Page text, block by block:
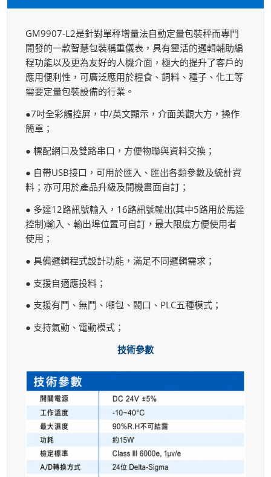
GM9907-L2是針對單秤增量法自動定量包裝秤而專門
開發的一款智慧包裝稱重儀表，具有靈活的邏輯輔助編
程功能以及更為友好的人機介面，極大的提升了客戶的
應用便利性，可廣泛應用於糧食、飼料、種子、化工等
需要定量包裝設備的行業。
●7吋全彩觸控屏，中/英文顯示，介面美觀大方，操作
簡單；
● 標配網口及雙路串口，方便物聯與資料交換；
● 自帶USB接口，可用於匯入、匯出各類參數及統計資
料；亦可用於產品升級及開機畫面自訂；
● 多達12路訊號輸入，16路訊號輸出(其中5路用於馬達
控制)輸入、輸出埠位置可自訂，最大限度方便使用者
使用；
● 具備邏輯程式設計功能，滿足不同邏輯需求；
● 支援自適應投料；
● 支援有鬥、無鬥、噸包、閥口、PLC五種模式；
● 支持氣動、電動模式；
技術參數